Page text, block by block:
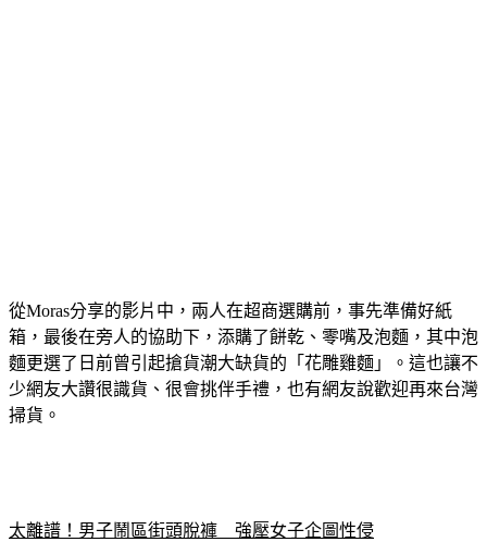
從Moras分享的影片中，兩人在超商選購前，事先準備好紙
箱，最後在旁人的協助下，添購了餅乾、零嘴及泡麵，其中泡
麵更選了日前曾引起搶貨潮大缺貨的「花雕雞麵」。這也讓不
少網友大讚很識貨、很會挑伴手禮，也有網友說歡迎再來台灣
掃貨。
太離譜！男子鬧區街頭脫褲　強壓女子企圖性侵